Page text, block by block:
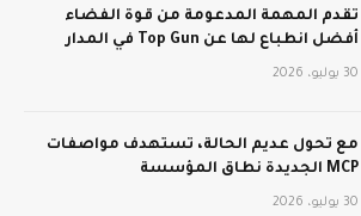
تقدم المهمة المدعومة من قوة الفضاء
أفضل انطباع لها عن Top Gun في المدار
30 يوليو، 2026
مع تحول عديم الحالة، تستهدف مواصفات
MCP الجديدة نطاق المؤسسة
30 يوليو، 2026